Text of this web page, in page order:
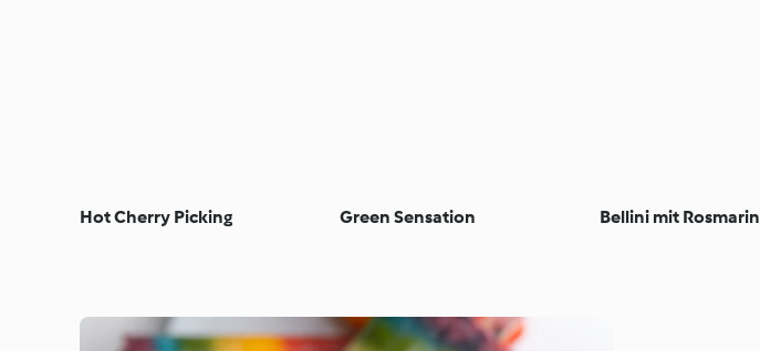
Hot Cherry Picking Green Sensation Bellini mit Rosmarin